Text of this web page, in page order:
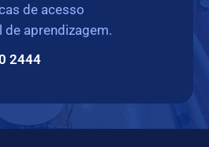
de acesso
de aprendizagem.
2444